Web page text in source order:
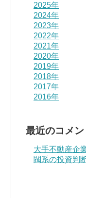
2025年
2024年
2023年
2022年
2021年
2020年
2019年
2018年
2017年
2016年
最近のコメン
大手不動産企
閥系の投資判